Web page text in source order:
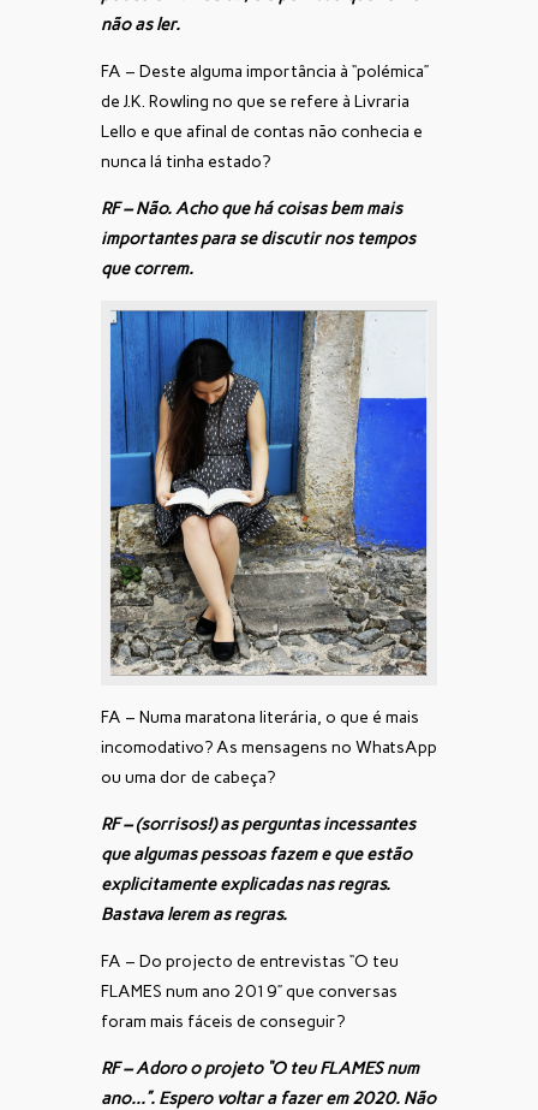
não as ler.
FA – Deste alguma importância à “polémica”
de J.K. Rowling no que se refere à Livraria
Lello e que afinal de contas não conhecia e
nunca lá tinha estado?
RF – Não. Acho que há coisas bem mais
importantes para se discutir nos tempos
que correm.
FA – Numa maratona literária, o que é mais
incomodativo? As mensagens no WhatsApp
ou uma dor de cabeça?
RF – (sorrisos!) as perguntas incessantes
que algumas pessoas fazem e que estão
explicitamente explicadas nas regras.
Bastava lerem as regras.
FA – Do projecto de entrevistas “O teu
FLAMES num ano 2019” que conversas
foram mais fáceis de conseguir?
RF – Adoro o projeto “O teu FLAMES num
ano…”. Espero voltar a fazer em 2020. Não